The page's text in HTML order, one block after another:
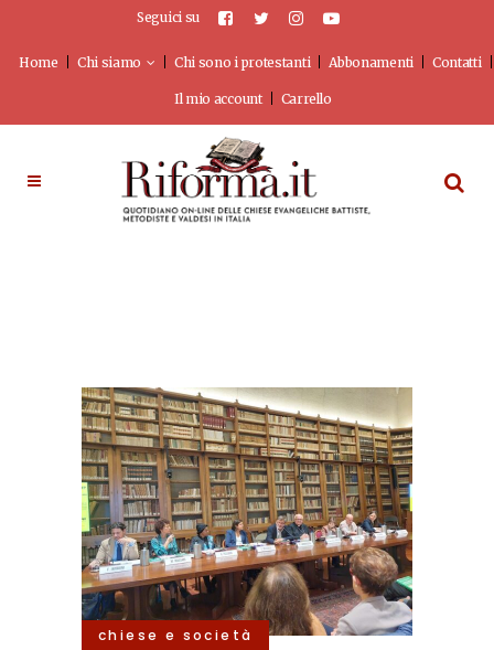
Seguici su
Home Chi siamo Chi sono i protestanti Abbonamenti Contatti
Il mio account Carrello
chiese e società